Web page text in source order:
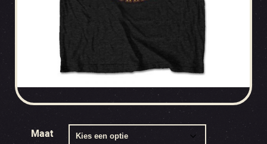
Maat